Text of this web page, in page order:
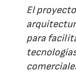
El
para